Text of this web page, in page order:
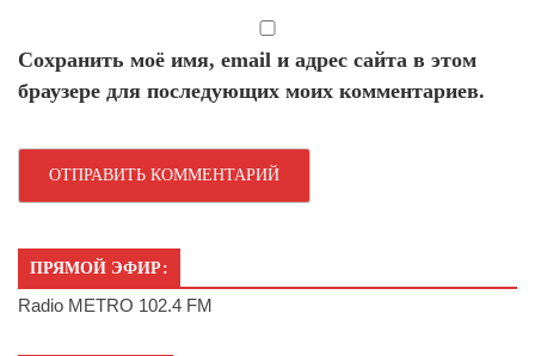
Сохранить моё имя, email и адрес сайта в этом
браузере для последующих моих комментариев.
ПРЯМОЙ ЭФИР:
Radio METRO 102.4 FM